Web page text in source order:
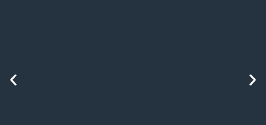
jours (selon votre politique). Un objectif ambitieux
pourrait être 100% des patches critiques appliqués